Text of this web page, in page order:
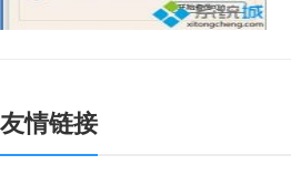
友情链接